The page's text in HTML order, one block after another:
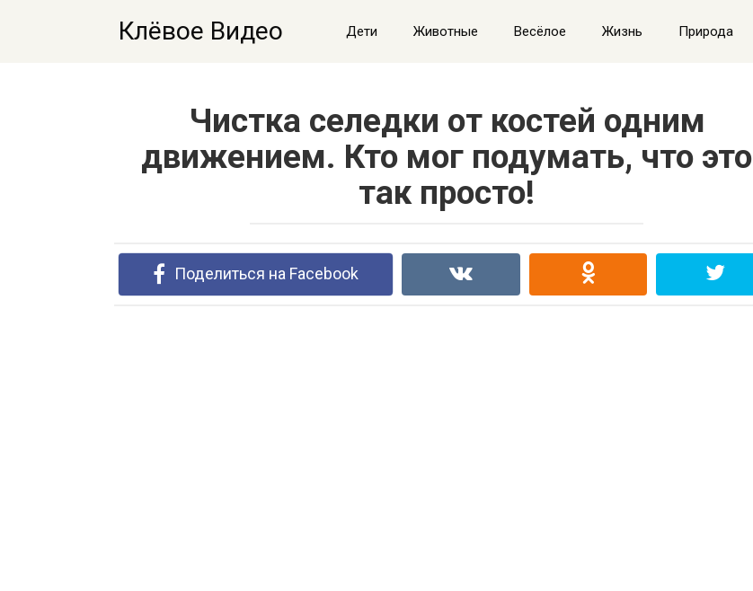
Клёвое Видео Дети Животные Весёлое Жизнь Природа
Чистка селедки от костей одним
движением. Кто мог подумать, что это
так просто!
Поделиться на Facebook